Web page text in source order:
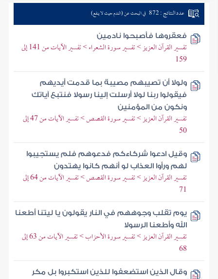
عدد النتائج : 872 في البحث عن (الندم حيث لا ينفع)
فعقروها فأصبحوا نادمين
تفسير القرآن العزيز > تفسير سورة الشعراء > تفسير الآيات من 141 إلى
159
ولولا أن تصيبهم مصيبة بما قدمت أيديهم
فيقولوا ربنا لولا أرسلت إلينا رسولا فنتبع آياتك
ونكون من المؤمنين
تفسير القرآن العزيز > تفسير سورة القصص > تفسير الآيات من 47 إلى
50
وقيل ادعوا شركاءكم فدعوهم فلم يستجيبوا
لهم ورأوا العذاب لو أنهم كانوا يهتدون
تفسير القرآن العزيز > تفسير سورة القصص > تفسير الآيات من 64 إلى
71
يوم تقلب وجوههم في النار يقولون يا ليتنا أطعنا
الله وأطعنا الرسولا
تفسير القرآن العزيز > تفسير سورة الأحزاب > تفسير الآيات من 63 إلى
68
وقال الذين استضعفوا للذين استكبروا بل مكر